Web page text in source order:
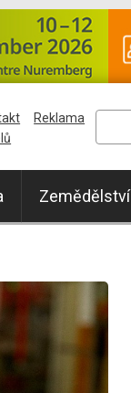
Zemědělství
Reklama